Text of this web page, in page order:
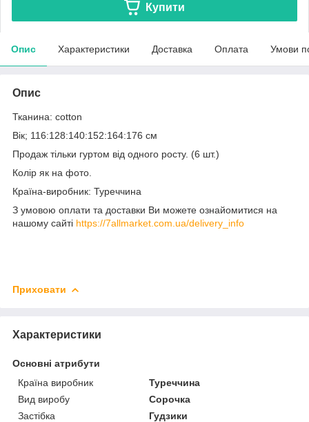
Купити
Опис Характеристики Доставка Оплата Умови
Опис
Тканина: cotton
Вік; 116:128:140:152:164:176 см
Продаж тільки гуртом від одного росту. (6 шт.)
Колір як на фото.
Країна-виробник: Туреччина
З умовою оплати та доставки Ви можете ознайомитися на
нашому сайті https://7allmarket.com.ua/delivery_info
Приховати
Характеристики
Основні атрибути
Країна виробник
Туреччина
Вид виробу
Сорочка
Застібка
Гудзики